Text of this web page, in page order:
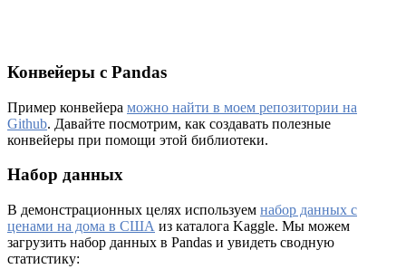
Конвейеры с Pandas
Пример конвейера можно найти в моем репозитории на
Github. Давайте посмотрим, как создавать полезные
конвейеры при помощи этой библиотеки.
Набор данных
В демонстрационных целях используем набор данных с
ценами на дома в США из каталога Kaggle. Мы можем
загрузить набор данных в Pandas и увидеть сводную
статистику: